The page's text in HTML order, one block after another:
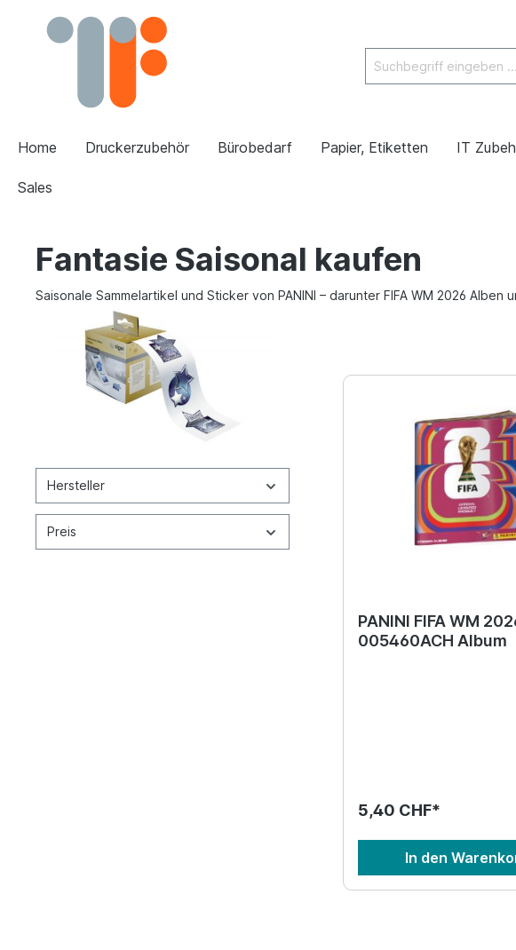
Home Druckerzubehör Bürobedarf Papier, Etiketten IT
Sales
Fantasie Saisonal kaufen
Saisonale Sammelartikel und Sticker von PANINI – darunter FIFA WM 2026 Alben
Hersteller
Preis
PANINI FIFA WM
005460ACH Album
5,40 CHF*
In den